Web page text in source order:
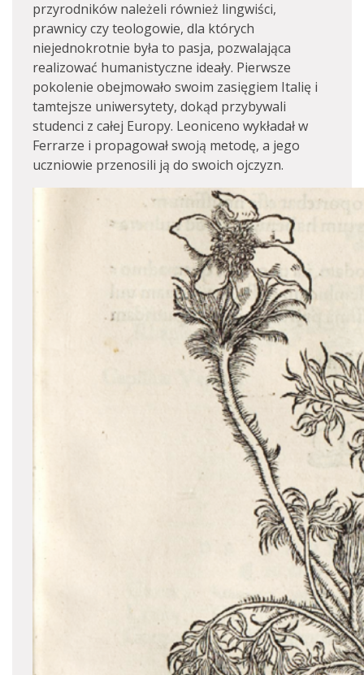
przyrodników należeli również lingwiści,
prawnicy czy teologowie, dla których
niejednokrotnie była to pasja, pozwalająca
realizować humanistyczne ideały. Pierwsze
pokolenie obejmowało swoim zasięgiem Italię i
tamtejsze uniwersytety, dokąd przybywali
studenci z całej Europy. Leoniceno wykładał w
Ferrarze i propagował swoją metodę, a jego
uczniowie przenosili ją do swoich ojczyzn.